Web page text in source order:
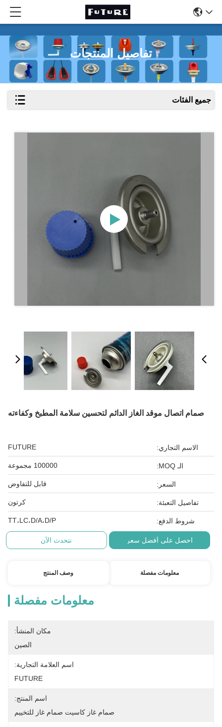
تفاصيل المنتجات
جميع الفئات
صمام اتصال موقد الغاز الدائم لتحسين سلامة المطبخ وكفاءته
الاسم التجاري: FUTURE
الـ MOQ: 100000 مجموعة
السعر: قابل للتفاوض
تفاصيل التعبئة: كرتون
شروط الدفع: TT،LC،D/A،D/P
احصل على أفضل سعر نتحدث الآن
معلومات مفصلة وصف المنتج
معلومات مفصلة
مكان المنشأ:
الصين
اسم العلامة التجارية:
FUTURE
اسم المنتج:
صمام غاز كاسيت صمام غاز للتخييم